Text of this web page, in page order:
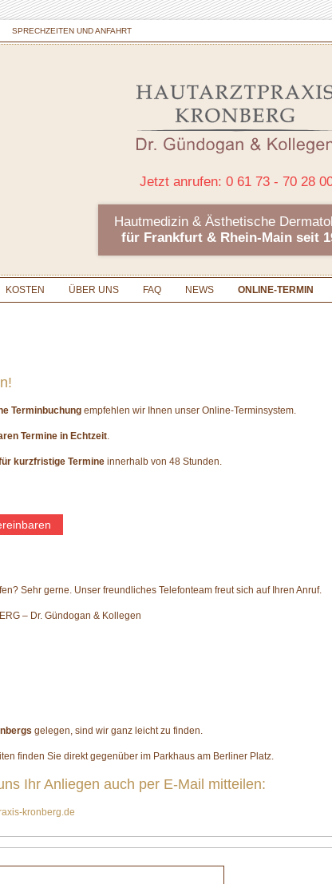
SPRECHZEITEN UND ANFAHRT
Jetzt anrufen: 0 61 73 - 70 28
Hautmedizin & Ästhetische
für Frankfurt & Rhein-Main seit
KOSTEN ÜBER UNS FAQ NEWS ONLINE-TERMIN
Terminbuchung empfehlen wir Ihnen unser Online-Terminsystem.
Termine in Echtzeit.
kurzfristige Termine innerhalb von 48 Stunden.
Sehr gerne. Unser freundliches Telefonteam freut sich auf Ihren Anruf.
– Dr. Gündogan & Kollegen
gelegen, sind wir ganz leicht zu finden.
finden Sie direkt gegenüber im Parkhaus am Berliner Platz.
Ihr Anliegen auch per E-Mail mitteilen:
kronberg.de